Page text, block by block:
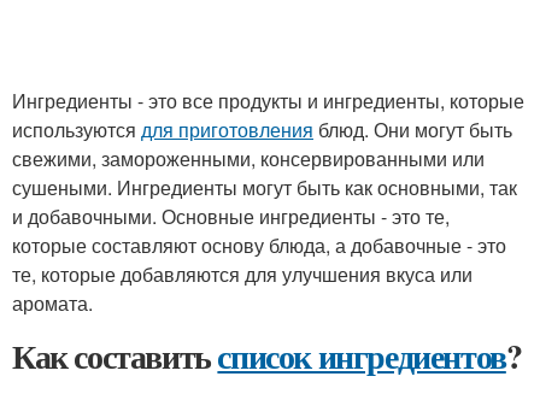
Ингредиенты - это все продукты и ингредиенты, которые
используются для приготовления блюд. Они могут быть
свежими, замороженными, консервированными или
сушеными. Ингредиенты могут быть как основными, так
и добавочными. Основные ингредиенты - это те,
которые составляют основу блюда, а добавочные - это
те, которые добавляются для улучшения вкуса или
аромата.
Как составитьсписок ингредиентов?